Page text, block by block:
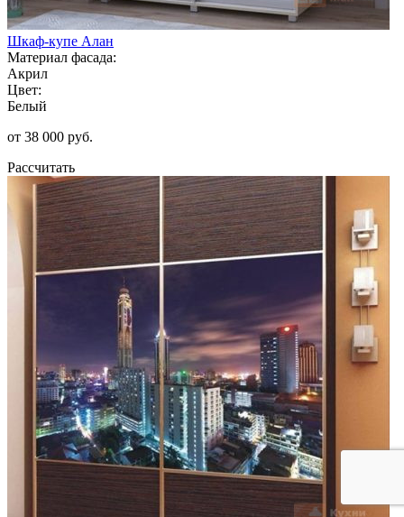
Шкаф-купе Алан
Материал фасада:
Акрил
Цвет:
Белый
от 38 000 руб.
Рассчитать